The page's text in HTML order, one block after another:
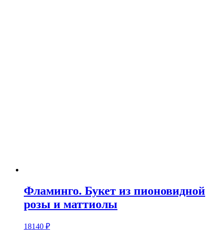
Фламинго. Букет из пионовидной
розы и маттиолы
18140 ₽